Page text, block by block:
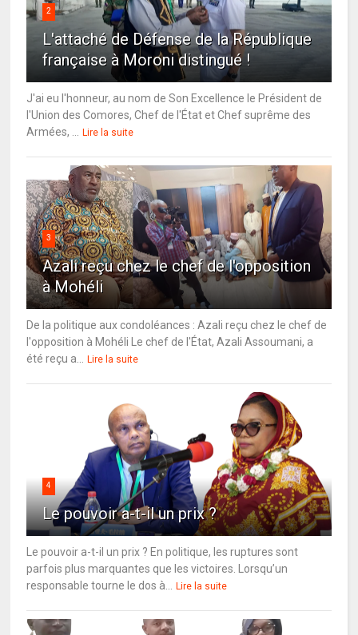
2
L'attaché de Défense de la République
française à Moroni distingué !
J'ai eu l'honneur, au nom de Son Excellence le Président de
l'Union des Comores, Chef de l'État et Chef suprême des
Armées, ...
Lire la suite
3
Azali reçu chez le chef de l'opposition
à Mohéli
De la politique aux condoléances : Azali reçu chez le chef de
l'opposition à Mohéli Le chef de l'État, Azali Assoumani, a
été reçu a...
Lire la suite
4
Le pouvoir a-t-il un prix ?
Le pouvoir a-t-il un prix ? En politique, les ruptures sont
parfois plus marquantes que les victoires. Lorsqu’un
responsable tourne le dos à...
Lire la suite